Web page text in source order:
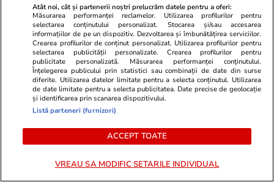
ani de muncă, a refuzat o despăgubire de
20.000 de euro și a obținut peste 64.000 în
instanță
Atât noi, cât și partenerii noștri prelucrăm datele pentru a oferi:
Măsurarea performanței reclamelor. Utilizarea profilurilor pentru
selectarea conținutului personalizat. Stocarea și/sau accesarea
informațiilor de pe un dispozitiv. Dezvoltarea și îmbunătățirea serviciilor.
Crearea profilurilor de conținut personalizat. Utilizarea profilurilor pentru
selectarea publicității personalizate. Crearea profilurilor pentru
publicitate personalizată. Măsurarea performanței conținutului.
Înțelegerea publicului prin statistici sau combinații de date din surse
diferite. Utilizarea datelor limitate pentru a selecta conținutul. Utilizarea
de date limitate pentru a selecta publicitatea. Date precise de geolocație
și identificarea prin scanarea dispozitivului.
Listă parteneri (furnizori)
ACCEPT TOATE
VREAU SA MODIFIC SETARILE INDIVIDUAL